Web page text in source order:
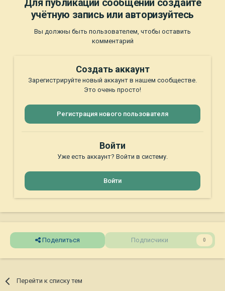
Для публикации сообщений создайте
учётную запись или авторизуйтесь
Вы должны быть пользователем, чтобы оставить
комментарий
Создать аккаунт
Зарегистрируйте новый аккаунт в нашем сообществе.
Это очень просто!
Регистрация нового пользователя
Войти
Уже есть аккаунт? Войти в систему.
Войти
Поделиться Подписчики 0
Перейти к списку тем